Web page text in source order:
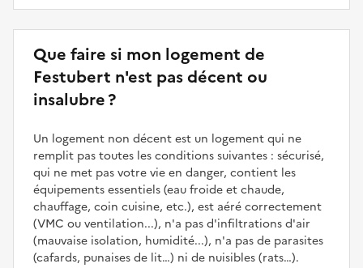
Que faire si mon logement de
Festubert n'est pas décent ou
insalubre ?
Un logement non décent est un logement qui ne
remplit pas toutes les conditions suivantes : sécurisé,
qui ne met pas votre vie en danger, contient les
équipements essentiels (eau froide et chaude,
chauffage, coin cuisine, etc.), est aéré correctement
(VMC ou ventilation...), n'a pas d'infiltrations d'air
(mauvaise isolation, humidité...), n'a pas de parasites
(cafards, punaises de lit…) ni de nuisibles (rats…).